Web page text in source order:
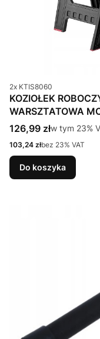
Kod produktu
2x KTIS8060
KOZIOŁEK
WARSZTATOWA
Cena brutto
126,99 złw tym %s
w tym 23%
Cena netto
103,24 złbez 23% VAT
Do koszyka